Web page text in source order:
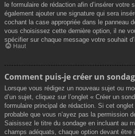
le formulaire de rédaction afin d’insérer votre
également ajouter une signature qui sera
cochant la case appropriée dans le panneau
vous choisissez cette dernière option, il ne
spécifier sur chaque message votre souhait
Haut
Comment puis-je créer un
Lorsque vous rédigez un nouveau sujet ou
d’un sujet, cliquez sur l’onglet « Créer un
formulaire principal de rédaction. Si cet
probable que vous n’ayez pas la permission
Saisissez le titre du sondage en incluant au
champs adéquats, chaque option devant être